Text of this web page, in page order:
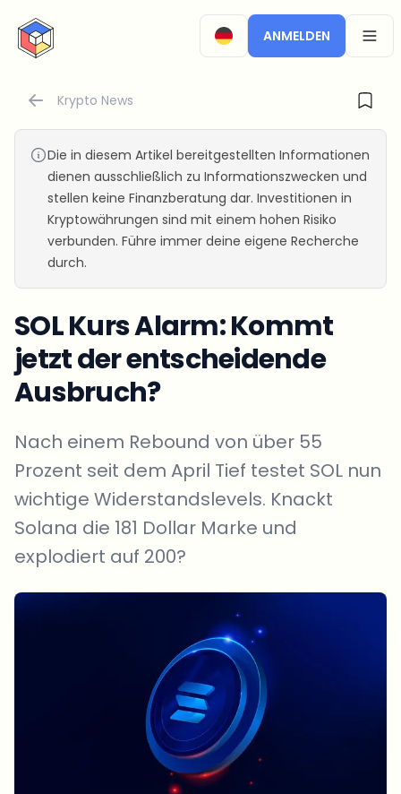
CryptoTicker
ANMELDEN
Krypto News
Die in diesem Artikel bereitgestellten Informationen
dienen ausschließlich zu Informationszwecken und
stellen keine Finanzberatung dar. Investitionen in
Kryptowährungen sind mit einem hohen Risiko
verbunden. Führe immer deine eigene Recherche
durch.
SOL Kurs Alarm: Kommt
jetzt der entscheidende
Ausbruch?
Nach einem Rebound von über 55
Prozent seit dem April Tief testet SOL nun
wichtige Widerstandslevels. Knackt
Solana die 181 Dollar Marke und
explodiert auf 200?